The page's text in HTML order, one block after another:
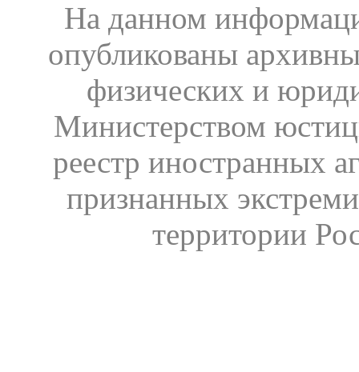
На данном
опубликованы
физических и
Министерством
реестр иностранных
признанных
территории